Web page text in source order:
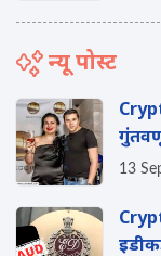
न्यू पोस्ट
13